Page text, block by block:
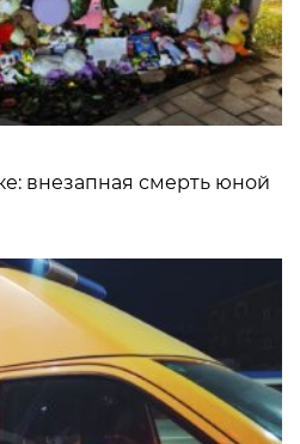
внезапная смерть юной